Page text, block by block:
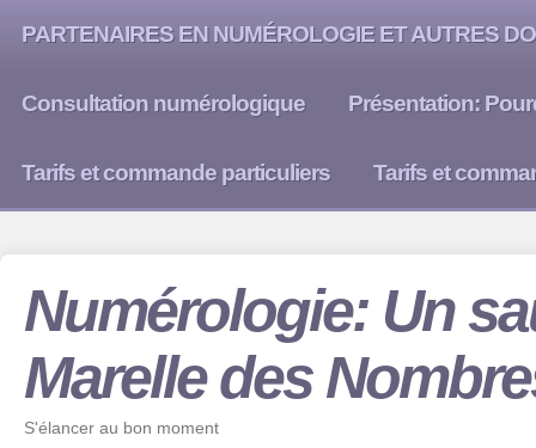
PARTENAIRES EN NUMÉROLOGIE ET AUTRES
Consultation numérologique Présentation:
Tarifs et commande particuliers Tarifs et
Numérologie: Un
Marelle des
S'élancer au bon moment